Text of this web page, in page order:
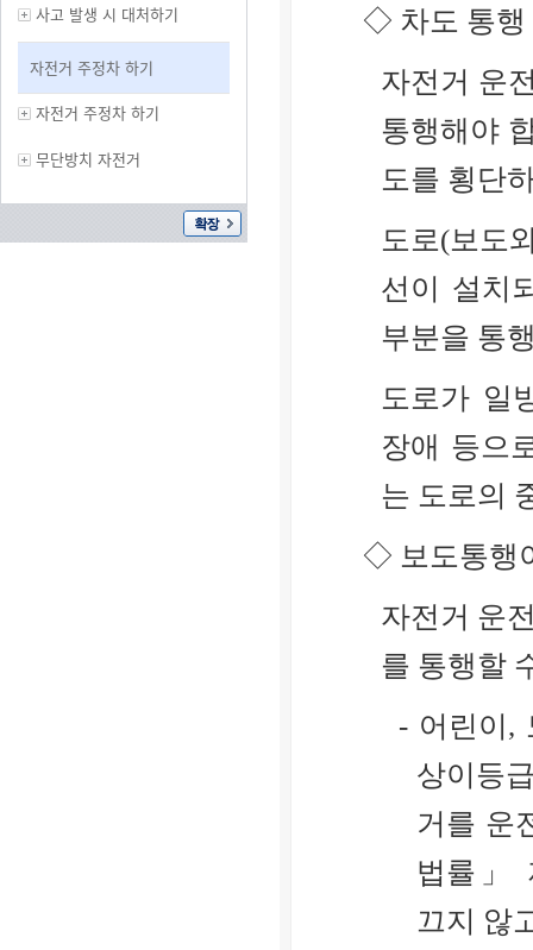
사고 발생 시 대처하기
자전거 주정차 하기
자전거 주정차 하기
무단방치 자전거
◇ 차도 통행
자전거 운
통행해야
도를 횡단
도로(보도
선이 설치
부분을 통
도로가 일
장애 등으
는 도로의
◇ 보도통행
자전거 운
를 통행할
- 어린이,
상이등
거를 운
법률」
끄지 않